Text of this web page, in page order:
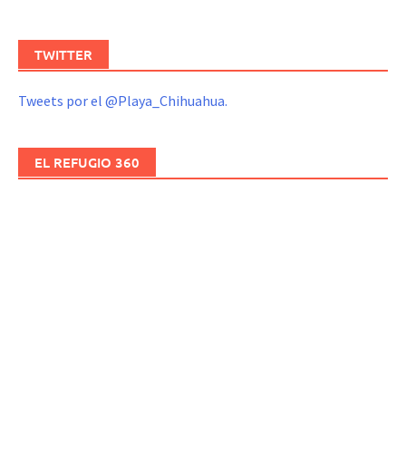
TWITTER
Tweets por el @Playa_Chihuahua.
EL REFUGIO 360